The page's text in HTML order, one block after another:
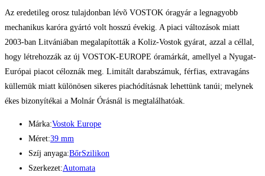
Az eredetileg orosz tulajdonban lévõ VOSTOK óragyár a legnagyobb
mechanikus karóra gyártó volt hosszú évekig. A piaci változások miatt
2003-ban Litvániában megalapították a Koliz-Vostok gyárat, azzal a céllal,
hogy létrehozzák az új VOSTOK-EUROPE óramárkát, amellyel a Nyugat-
Európai piacot céloznák meg. Limitált darabszámuk, férfias, extravagáns
küllemük miatt különösen sikeres piachódításnak lehettünk tanúi; melynek
ékes bizonyítékai a Molnár Órásnál is megtalálhatóak.
Márka:Vostok Europe
Méret:39 mm
Szíj anyaga:BőrSzilikon
Szerkezet:Automata